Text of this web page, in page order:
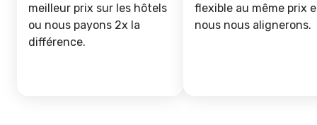
meilleur prix sur les hôtels
ou nous payons 2x la
différence.
flexible au même prix
nous nous alignerons.